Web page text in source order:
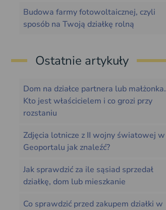
Budowa farmy fotowoltaicznej, czyli
sposób na Twoją działkę rolną
Ostatnie artykuły
Dom na działce partnera lub małżonka.
Kto jest właścicielem i co grozi przy
rozstaniu
Zdjęcia lotnicze z II wojny światowej w
Geoportalu jak znaleźć?
Jak sprawdzić za ile sąsiad sprzedał
działkę, dom lub mieszkanie
Co sprawdzić przed zakupem działki w